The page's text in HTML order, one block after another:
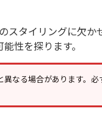
Youtube 古着屋
スタッフコーディ
タイリングに欠
性を探ります。
なる場合があります。必